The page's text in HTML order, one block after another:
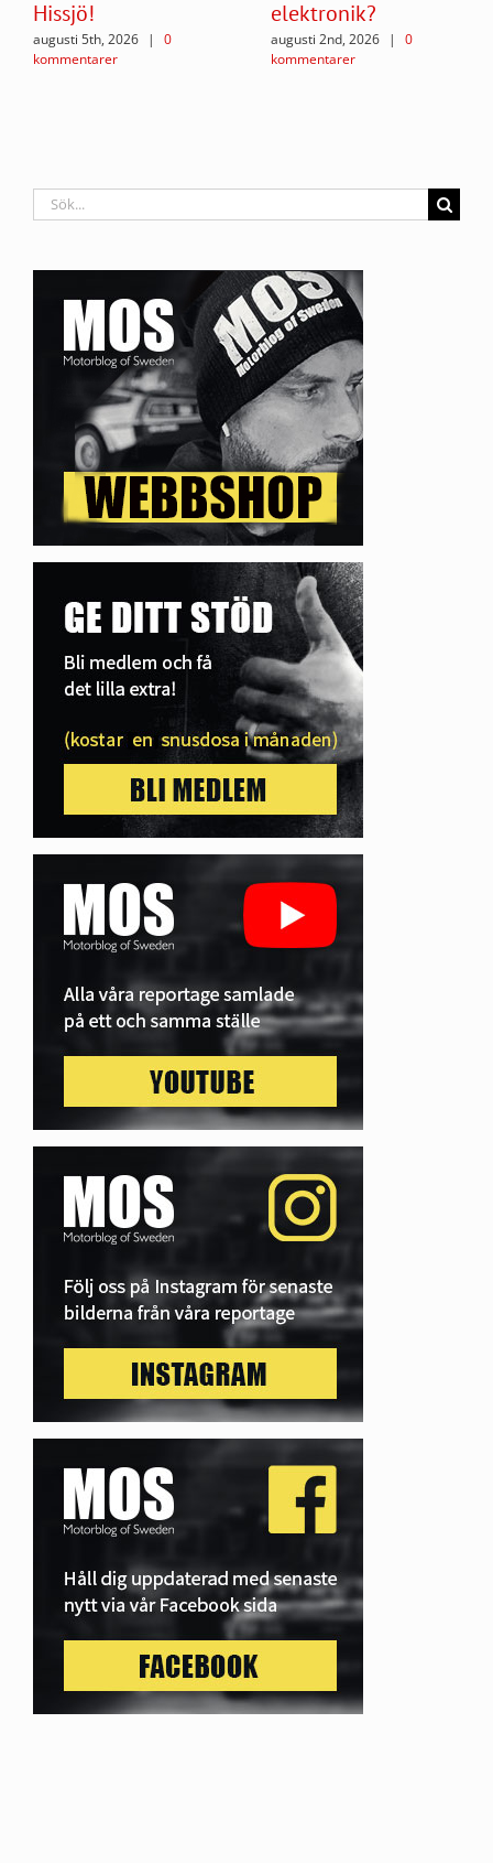
Hissjö!
augusti 5th, 2026 |
0
kommentarer
elektronik?
augusti 2nd, 2026 |
0
kommentarer
Sök
efter: